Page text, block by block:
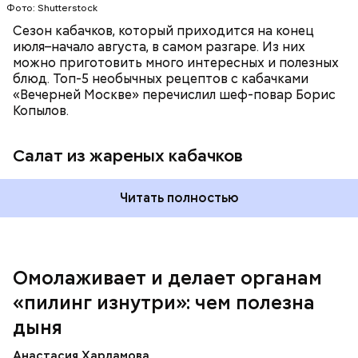
Фото: Shutterstock
Сезон кабачков, который приходится на конец
июля–начало августа, в самом разгаре. Из них
можно приготовить много интересных и полезных
блюд. Топ-5 необычных рецептов с кабачками
«Вечерней Москве» перечислил шеф-повар Борис
Копылов.
Салат из жареных кабачков
Читать полностью
Омолаживает и делает органам
«пилинг изнутри»: чем полезна
дыня
кремний — укрепляет кости, зубы, волосы и
ногти и оказывает омолаживающее действие;
клетчатка — достаточно нежная и забирает
излишки холестерина, сахара и соли тяжелых
фолиевая кислота (в большом количестве) —
она необходима беременным женщинам,
Вред дыни
А врач-эндокринолог Алексей Калинчев рассказал,
что существует множество блюд, где используют